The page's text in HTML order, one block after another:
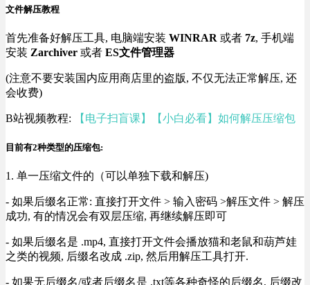
文件解压教程
首先准备好解压工具, 电脑端安装 WINRAR 或者 7z, 手机端
安装 Zarchiver 或者 ES文件管理器
(注意不要安装国内应用商店里的盗版, 不仅无法正常解压, 还
会收费)
B站视频教程: 【电子扫盲课】【小白必看】如何解压压缩包
目前有2种类型的压缩包:
1. 单一压缩文件的（可以单独下载和解压)
- 如果后缀名正常: 直接打开文件 > 输入密码 >解压文件 > 解压
成功, 有的情况会有双层压缩, 再继续解压即可
- 如果后缀名是 .mp4, 直接打开文件会播放猫和老鼠和葫芦娃
之类的视频, 后缀名改成 .zip, 然后用解压工具打开.
- 如果无后缀名/或者后缀名是 .txt等各种奇怪的后缀名, 后缀改